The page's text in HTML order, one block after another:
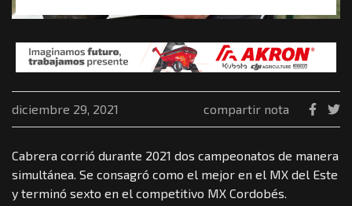
diciembre 29, 2021 compartir nota
Cabrera corrió durante 2021 dos campeonatos de manera
simultánea. Se consagró como el mejor en el MX del Este
y terminó sexto en el competitivo MX Cordobés.